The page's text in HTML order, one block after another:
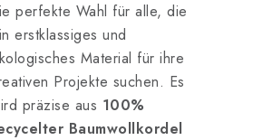
perfekte Wahl für alle, die
erstklassiges und
Material für ihre
Projekte suchen. Es
präzise aus 100%
Baumwollkordel